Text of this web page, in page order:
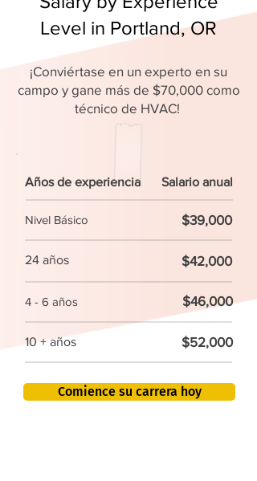
Level in Portland, OR
¡Conviértase en un experto en su
campo y gane más de $70,000 como
técnico de HVAC!
Años de experiencia Salario anual
Nivel Básico $39,000
24 años $42,000
4 - 6 años $46,000
10 + años $52,000
Comience su carrera hoy